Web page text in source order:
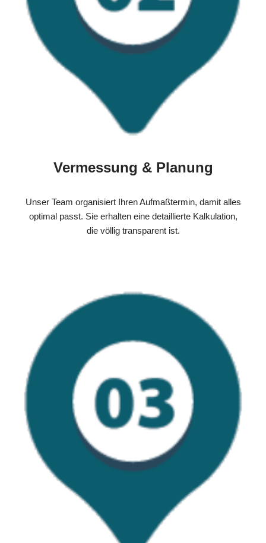
Vermessung & Planung
Unser Team organisiert Ihren Aufmaßtermin, damit alles
optimal passt. Sie erhalten eine detaillierte Kalkulation,
die völlig transparent ist.